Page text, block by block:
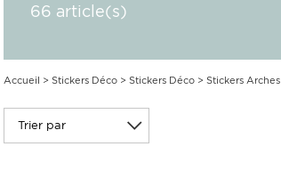
66 article(s)
Accueil >Stickers Déco >Stickers Déco >Stickers Arches